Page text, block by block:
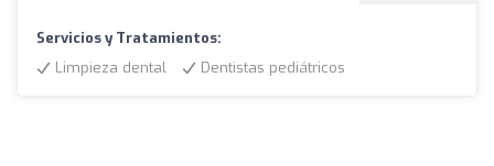
Servicios y Tratamientos:
Limpieza dental
Dentistas pediátricos